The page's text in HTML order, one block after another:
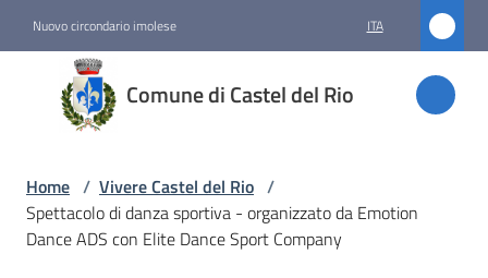
Nuovo circondario imolese ITA
Comune di Castel del Rio
Comune
di
Castel
Home / Vivere Castel del Rio /
Spettacolo di danza sportiva - organizzato da Emotion
Dance ADS con Elite Dance Sport Company